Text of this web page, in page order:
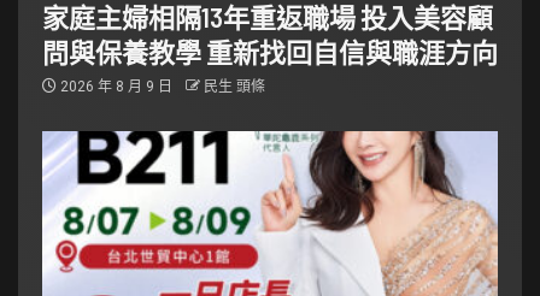
家庭主婦相隔13年重返職場 投入美容顧
問與保養教學 重新找回自信與職涯方向
2026 年 8 月 9 日 民生 頭條